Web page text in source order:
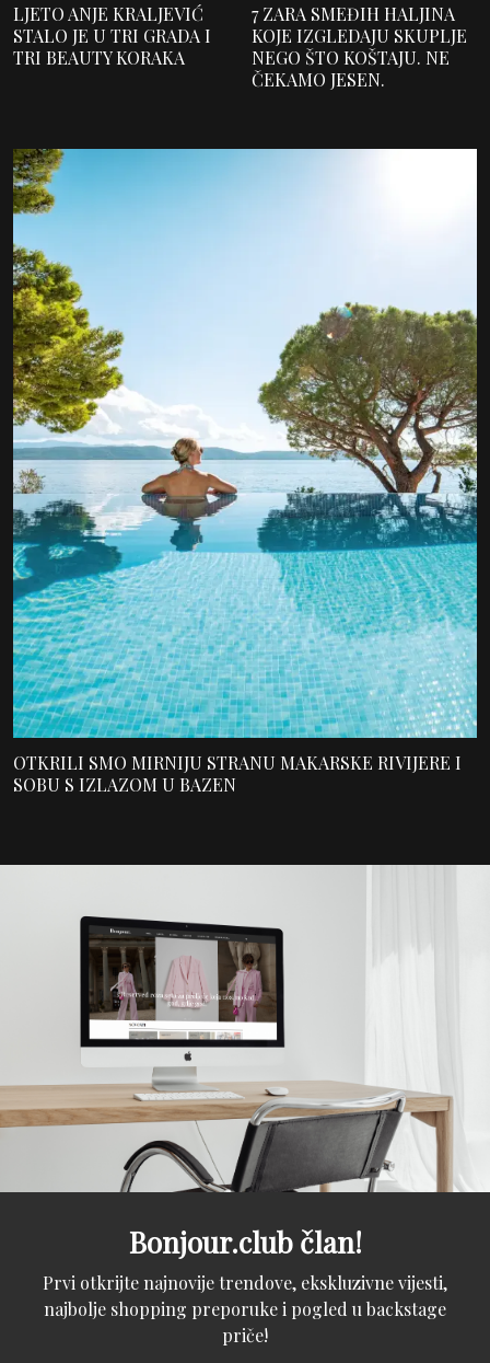
LJETO ANJE KRALJEVIĆ
STALO JE U TRI GRADA I
TRI BEAUTY KORAKA
7 ZARA SMEĐIH HALJINA
KOJE IZGLEDAJU SKUPLJE
NEGO ŠTO KOŠTAJU. NE
ČEKAMO JESEN.
OTKRILI SMO MIRNIJU STRANU MAKARSKE RIVIJERE I
SOBU S IZLAZOM U BAZEN
Bonjour.club član!
Prvi otkrijte najnovije trendove, ekskluzivne vijesti,
najbolje shopping preporuke i pogled u backstage
priče!